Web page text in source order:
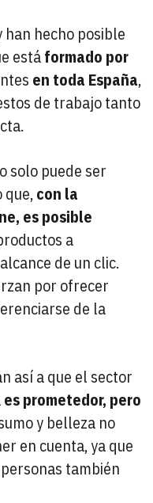
han hecho posible
estáformado por
en toda España,
de trabajo tanto
solo puede ser
que,con la
es posible
a
de un clic.
por ofrecer
de la
así a que el sector
es prometedor, pero
y belleza no
en cuenta, ya que
también